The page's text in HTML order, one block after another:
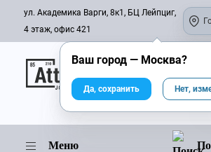
ул. Академика Варги, 8к1, БЦ Лейпциг,
4 этаж, офис 421
Онлайн-журнал
Меню
Ваш город — Москва?
Да, сохранить Нет,